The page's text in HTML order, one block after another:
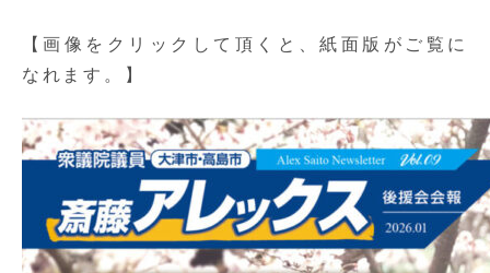
【画像をクリックして頂くと、紙面版がご覧に
なれます。】